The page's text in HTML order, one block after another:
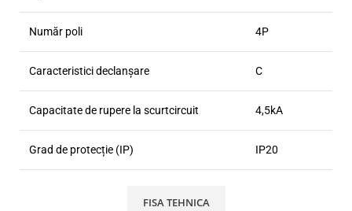
Număr poli 4P
Caracteristici declanşare C
Capacitate de rupere la scurtcircuit 4,5kA
Grad de protecție (IP) IP20
FISA TEHNICA